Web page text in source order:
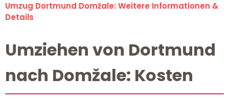
Umzug Dortmund Domžale: Weitere Informationen &
Details
Umziehen von Dortmund
nach Domžale: Kosten